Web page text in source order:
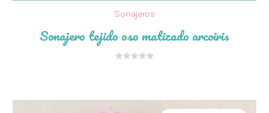
Sonajeros
Sonajero tejido oso matizado arcoiris